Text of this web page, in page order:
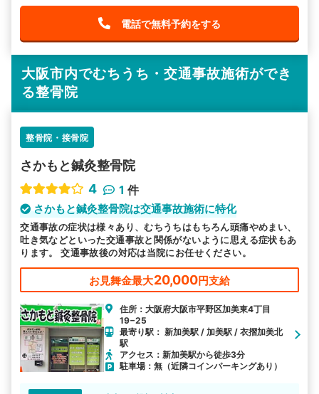
電話で無料予約をする
大阪市内でむちうち・交通事故施術ができ
る整骨院
整骨院・接骨院
さかもと鍼灸整骨院
4
1 件
さかもと鍼灸整骨院は交通事故施術に特化
交通事故の症状は様々あり、むちうちはもちろん頭痛やめまい、
吐き気などといった交通事故と関係がないように思える症状もあ
ります。 交通事故後の対応は当院にお任せください。
お見舞金最大20,000円支給
住所：大阪府大阪市平野区加美東4丁目
19−25
最寄り駅： 新加美駅 / 加美駅 / 衣摺加美北
駅
アクセス：新加美駅から徒歩3分
駐車場：無（近隣コインパーキングあり）